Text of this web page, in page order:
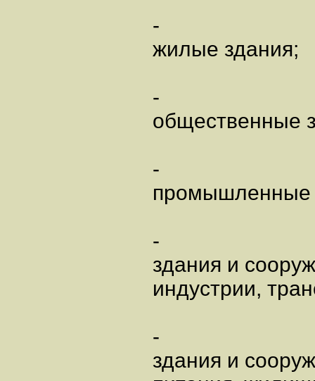
-
жилые здания;
-
общественные
-
промышленные
-
здания и
индустрии,
-
здания и